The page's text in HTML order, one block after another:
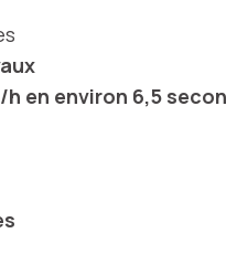
h en environ 6,5